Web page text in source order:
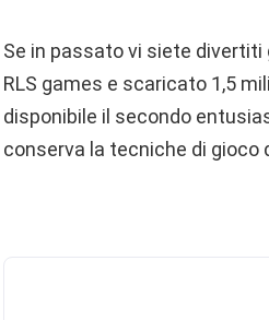
Se in passato vi siete divertiti
RLS games e scaricato 1,5
disponibile il secondo
conserva la tecniche di gioco